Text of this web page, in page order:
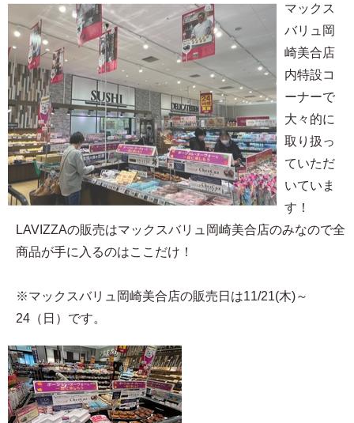
マックス
バリュ岡
崎美合店
内特設コ
ーナーで
大々的に
取り扱っ
ていただ
いていま
す！
LAVIZZAの販売はマックスバリュ岡崎美合店のみなので全
商品が手に入るのはここだけ！
※マックスバリュ岡崎美合店の販売日は11/21(木)～
24（日）です。